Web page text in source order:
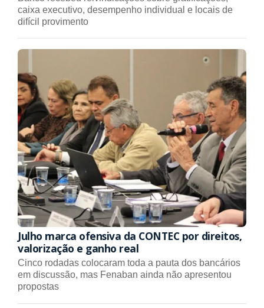
caixa executivo, desempenho individual e locais de
difícil provimento
Julho marca ofensiva da CONTEC por direitos,
valorização e ganho real
Cinco rodadas colocaram toda a pauta dos bancários
em discussão, mas Fenaban ainda não apresentou
propostas